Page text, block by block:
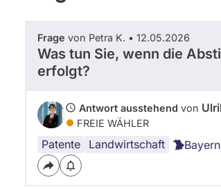
Frage von Petra K. • 12.05.2026
Was tun Sie, wenn die
erfolgt?
Antwort ausstehend von
FREIE WÄHLER
Patente Landwirtschaft Bayern